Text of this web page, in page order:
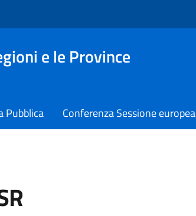
e le Province
Pubblica Conferenza Sessione europea